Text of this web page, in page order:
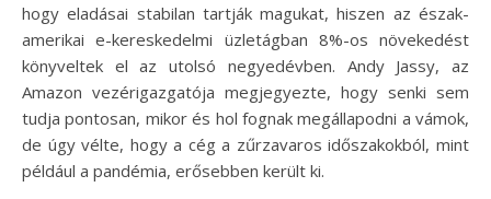
hogy eladásai stabilan tartják magukat, hiszen az észak-
amerikai e-kereskedelmi üzletágban 8%-os növekedést
könyveltek el az utolsó negyedévben. Andy Jassy, az
Amazon vezérigazgatója megjegyezte, hogy senki sem
tudja pontosan, mikor és hol fognak megállapodni a vámok,
de úgy vélte, hogy a cég a zűrzavaros időszakokból, mint
például a pandémia, erősebben került ki.